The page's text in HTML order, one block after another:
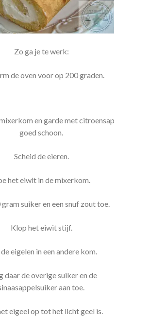
Zo ga je te werk:
de oven voor op 200 graden.
en garde met citroensap
goed schoon.
Scheid de eieren.
het eiwit in de mixerkom.
suiker en een snuf zout toe.
Klop het eiwit stijf.
eigelen in een andere kom.
daar de overige suiker en de
aan toe.
eigeel op tot het licht geel is.